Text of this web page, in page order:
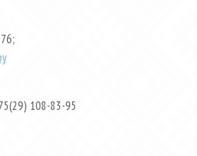
108-83-95